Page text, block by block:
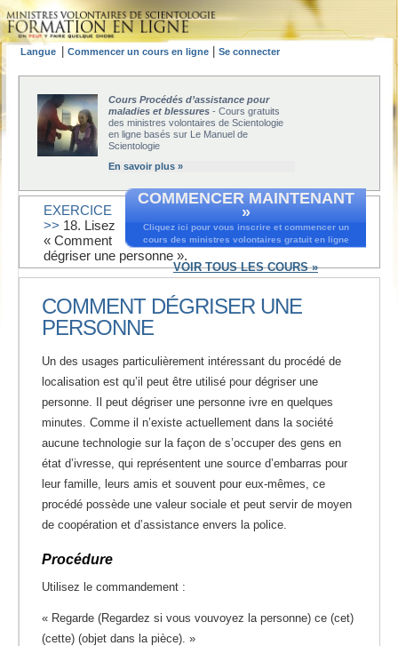
Langue Commencer un cours en ligne Se connecter
Cours Procédés d’assistance pour
maladies et blessures - Cours gratuits
des ministres volontaires de Scientologie
en ligne basés sur Le Manuel de
Scientologie
En savoir plus »
COMMENCER MAINTENANT
»
Cliquez ici pour vous inscrire et commencer un
cours des ministres volontaires gratuit en ligne
VOIR TOUS LES COURS »
EXERCICE
>> 18. Lisez
« Comment
dégriser une personne ».
COMMENT DÉGRISER UNE
PERSONNE
Un des usages particulièrement intéressant du procédé de
localisation est qu’il peut être utilisé pour dégriser une
personne. Il peut dégriser une personne ivre en quelques
minutes. Comme il n’existe actuellement dans la société
aucune technologie sur la façon de s’occuper des gens en
état d’ivresse, qui représentent une source d’embarras pour
leur famille, leurs amis et souvent pour eux-mêmes, ce
procédé possède une valeur sociale et peut servir de moyen
de coopération et d’assistance envers la police.
Procédure
Utilisez le commandement :
« Regarde (Regardez si vous vouvoyez la personne) ce (cet)
(cette) (objet dans la pièce). »